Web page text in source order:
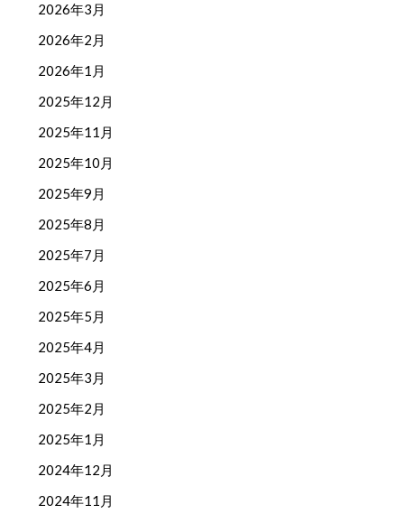
2026年3月
2026年2月
2026年1月
2025年12月
2025年11月
2025年10月
2025年9月
2025年8月
2025年7月
2025年6月
2025年5月
2025年4月
2025年3月
2025年2月
2025年1月
2024年12月
2024年11月